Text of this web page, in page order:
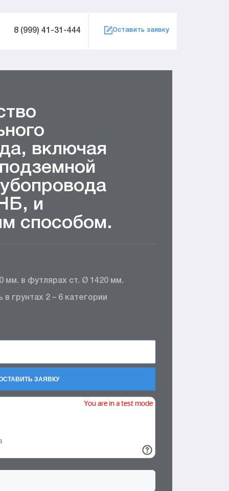
8 (999) 41-31-444 Оставить заявку
включая
и
способом.
мм. в футлярах ст. Ø 1420 мм.
грунтах 2 – 6 категории
ЗАЯВКУ